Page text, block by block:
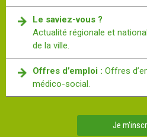
Le saviez-vous ?
Actualité régionale et
de la ville.
Offres d’emploi : Offres
médico-social.
Je